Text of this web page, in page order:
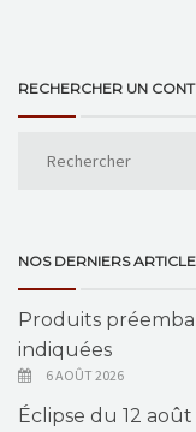
RECHERCHER UN
NOS DERNIERS
Produits
indiquées
6 AOÛT 2026
Éclipse du 12